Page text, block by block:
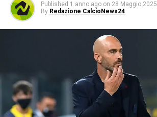
Published 1 anno ago on 28 Maggio 2025
By Redazione CalcioNews24